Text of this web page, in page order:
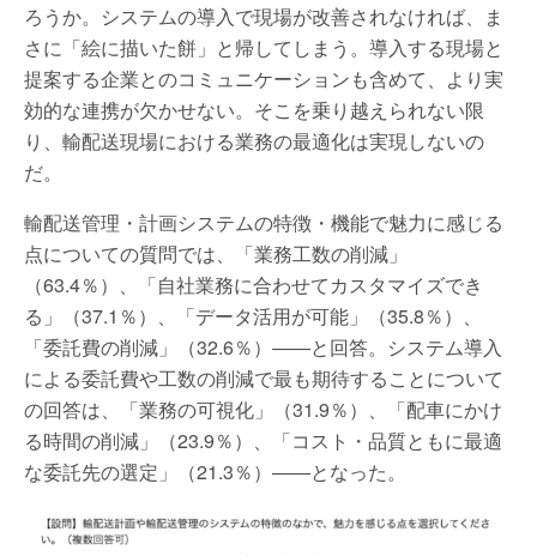
ろうか。システムの導入で現場が改善されなければ、ま
さに「絵に描いた餅」と帰してしまう。導入する現場と
提案する企業とのコミュニケーションも含めて、より実
効的な連携が欠かせない。そこを乗り越えられない限
り、輸配送現場における業務の最適化は実現しないの
だ。
輸配送管理・計画システムの特徴・機能で魅力に感じる
点についての質問では、「業務工数の削減」
（63.4％）、「自社業務に合わせてカスタマイズでき
る」（37.1％）、「データ活用が可能」（35.8％）、
「委託費の削減」（32.6％）――と回答。システム導入
による委託費や工数の削減で最も期待することについて
の回答は、「業務の可視化」（31.9％）、「配車にかけ
る時間の削減」（23.9％）、「コスト・品質ともに最適
な委託先の選定」（21.3％）――となった。